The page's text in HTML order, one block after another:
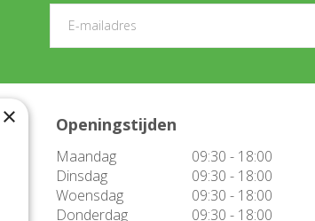
Openingstijden
Maandag
09:30 - 18:00
Dinsdag
09:30 - 18:00
Woensdag
09:30 - 18:00
Donderdag
09:30 - 18:00
×